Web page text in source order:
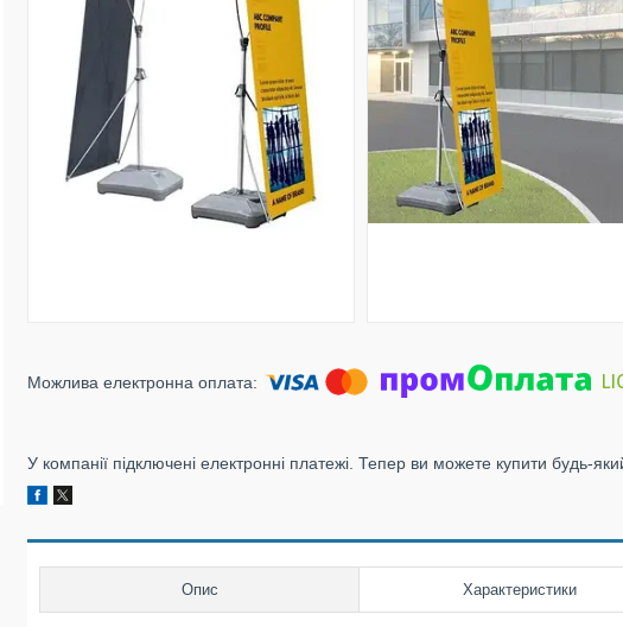
У компанії підключені електронні платежі. Тепер ви можете купити будь-
Опис Характеристики